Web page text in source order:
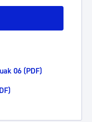
06 (PDF)